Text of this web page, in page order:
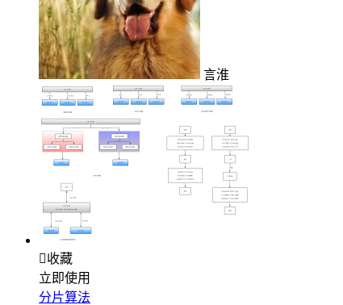
言淮
收藏
立即使用
分片算法